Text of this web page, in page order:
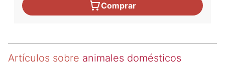
Comprar
Artículos sobre animales domésticos